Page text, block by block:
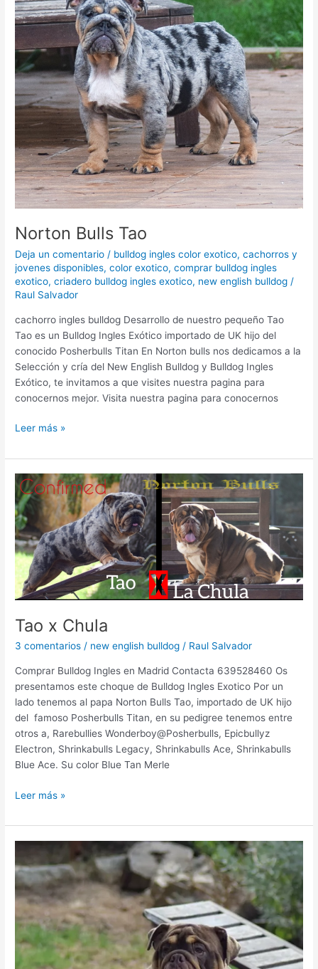
Norton Bulls Tao
Deja un comentario / bulldog ingles color exotico,cachorros y
jovenes disponibles,color exotico,comprar bulldog ingles
exotico,criadero bulldog ingles exotico, new english bulldog /
Raul Salvador
cachorro ingles bulldog Desarrollo de nuestro pequeño Tao
Tao es un Bulldog Ingles Exótico importado de UK hijo del
conocido Posherbulls Titan En Norton bulls nos dedicamos a la
Selección y cría del New English Bulldog y Bulldog Ingles
Exótico, te invitamos a que visites nuestra pagina para
conocernos mejor. Visita nuestra pagina para conocernos
Leer más »
Tao x Chula
3 comentarios / new english bulldog / Raul Salvador
Comprar Bulldog Ingles en Madrid Contacta 639528460 Os
presentamos este choque de Bulldog Ingles Exotico Por un
lado tenemos al papa Norton Bulls Tao, importado de UK hijo
del famoso Posherbulls Titan, en su pedigree tenemos entre
otros a, Rarebullies Wonderboy@Posherbulls, Epicbullyz
Electron, Shrinkabulls Legacy, Shrinkabulls Ace, Shrinkabulls
Blue Ace. Su color Blue Tan Merle
Tao
x
Chula
Leer más »
Bulldog
Ingles
Criadero